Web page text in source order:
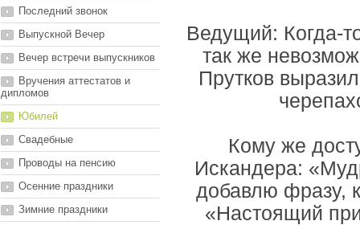
Последний звонок
Выпускной Вечер
Вечер встречи выпускников
Вручения аттестатов и
дипломов
Юбилей
Свадебные
Проводы на пенсию
Осенние праздники
Зимние праздники
Ведущий: Когда-
так же
Прутков
Кому же
Искандера:
добавлю фразу,
«Настоящий